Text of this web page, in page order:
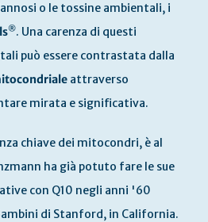
o le tossine ambientali, i
®. Una carenza di questi
può essere contrastata dalla
attraverso
mirata e significativa.
chiave dei mitocondri, è al
ha già potuto fare le sue
con Q10 negli anni '60
di Stanford, in California.